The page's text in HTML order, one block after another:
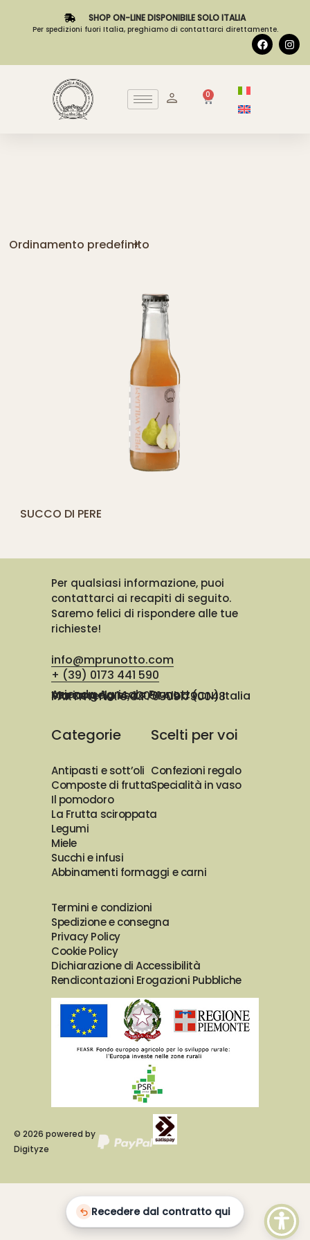
SHOP ON-LINE DISPONIBILE SOLO ITALIA
Per spedizioni fuori Italia, preghiamo di contattarci direttamente.
0
Ordinamento predefinito
[yith_compare_button]
SUCCO DI PERE
Per qualsiasi informazione, puoi
contattarci ai recapiti di seguito.
Saremo felici di rispondere alle tue
richieste!
info@mprunotto.com
+ (39) 0173 441 590
Azienda Agricola Prunotto Mariangela ssa
Via Osteria 14, 12051 Alba (CN) Italia
PARTITA IVA e C.F. 03091730048
Categorie
Antipasti e sott’oli
Composte di frutta
Il pomodoro
La Frutta sciroppata
Legumi
Miele
Succhi e infusi
Abbinamenti formaggi e carni
Scelti per voi
Confezioni regalo
Specialità in vaso
Termini e condizioni
Spedizione e consegna
Privacy Policy
Cookie Policy
Dichiarazione di Accessibilità
Rendicontazioni Erogazioni Pubbliche
© 2026 powered by
Digityze
Recedere dal contratto qui